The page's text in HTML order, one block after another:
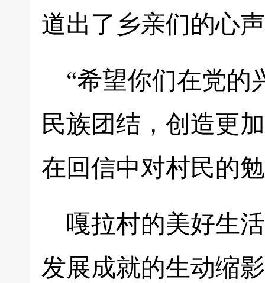
道出了乡亲们的心
“希望你们在党的
民族团结，创造更
在回信中对村民的
嘎拉村的美好生
发展成就的生动缩